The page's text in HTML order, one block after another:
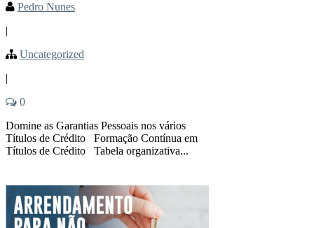
Pedro Nunes
|
Uncategorized
|
0
Domine as Garantias Pessoais nos vários
Títulos de Crédito Formação Contínua em
Títulos de Crédito Tabela organizativa...